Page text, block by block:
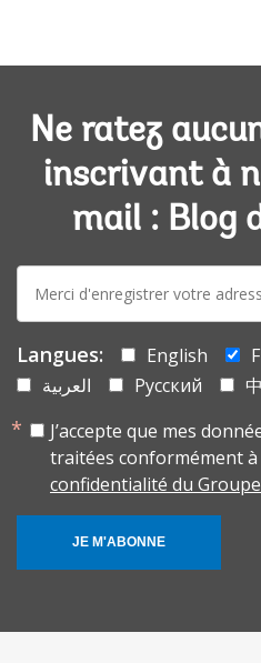
Ne ratez
inscrivant à
mail : Blog
mail:
Langues: English
العربية
Русский
J’accepte que mes
traitées conformément à
confidentialité du
JE M'ABONNE